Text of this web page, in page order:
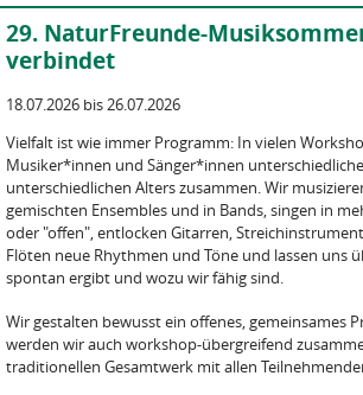
29. NaturFreunde-
verbindet
18.07.2026 bis 26.07.2026
Vielfalt ist wie immer Programm: In vielen
Musiker*innen und Sänger*innen
unterschiedlichen Alters zusammen. Wir
gemischten Ensembles und in Bands, singen in
oder "offen", entlocken Gitarren,
Flöten neue Rhythmen und Töne und lassen uns
spontan ergibt und wozu wir fähig sind.
Wir gestalten bewusst ein offenes, gemeinsames
werden wir auch workshop-übergreifend
traditionellen Gesamtwerk mit allen